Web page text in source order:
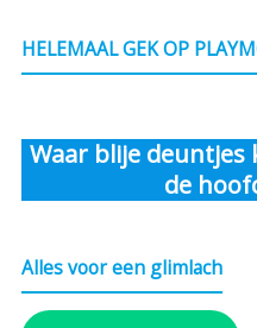
HELEMAAL GEK OP
Waar blije
de
Alles voor een glimlach